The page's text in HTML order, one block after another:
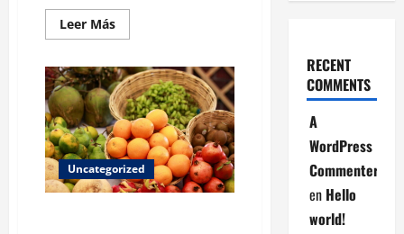
Leer MásLeer
más
Día
de
la
Tierra:
10
acciones
cotidianas
que
pueden
cambiar
Uncategorized
RECENT
COMMENTS
A
WordPress
Commenter
en Hello
world!